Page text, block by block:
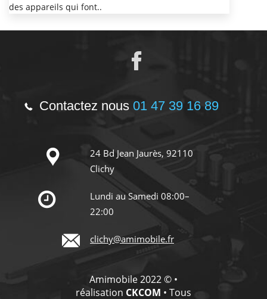
des appareils qui font..
Contactez nous 01 47 39 16 89
24 Bd Jean Jaurès, 92110
Clichy
Lundi au Samedi 08:00–
22:00
clichy@amimobile.fr
Amimobile 2022 © •
réalisation CKCOM • Tous